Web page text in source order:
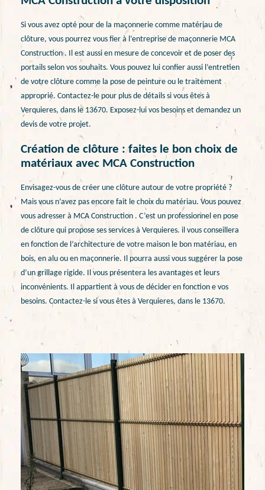
Si vous avez opté pour de la maçonnerie comme matériau de
clôture, vous pourrez vous fier à l’entreprise de maçonnerie MCA
Construction . Il est aussi en mesure de concevoir et de poser des
portails selon vos souhaits. Vous pouvez lui confier aussi l’entretien
de votre clôture comme la pose de peinture ou le traitement
approprié. Contactez-le pour plus de détails si vous êtes à
Verquieres, dans le 13670. Exposez-lui vos besoins et demandez un
devis de votre projet.
Création de clôture : faites le bon choix de
matériaux avec MCA Construction
Envisagez-vous de créer une clôture autour de votre propriété ?
Mais vous n’avez pas encore fait le choix du matériau. Vous pouvez
vous adresser à MCA Construction . C’est un professionnel en pose
de clôture qui propose ses services à Verquieres. il vous conseillera
en fonction de l’architecture de votre maison le bon matériau, en
bois, en alu ou en maçonnerie. Il pourra aussi vous suggérer la pose
d’un grillage rigide. Il vous présentera les avantages et leurs
inconvénients. Il appartient à vous de décider en fonction e vos
besoins. Contactez-le si vous êtes à Verquieres, dans le 13670.